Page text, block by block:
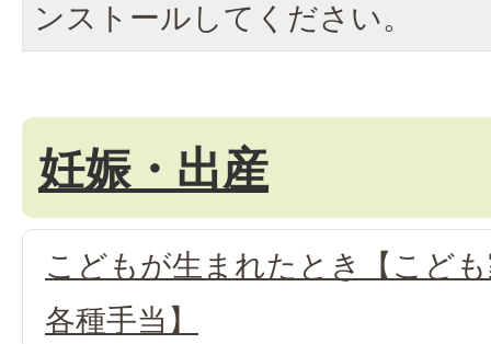
ンストールしてください。
妊娠・出産
こどもが生まれたとき【こど
各種手当】